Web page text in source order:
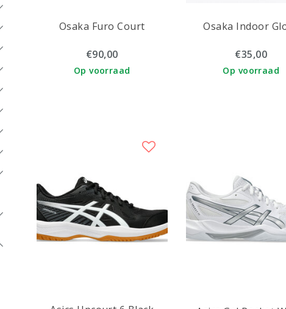
Osaka Furo Court
€90,00
Op voorraad
Osaka Indoor
€35,00
Op voorraad